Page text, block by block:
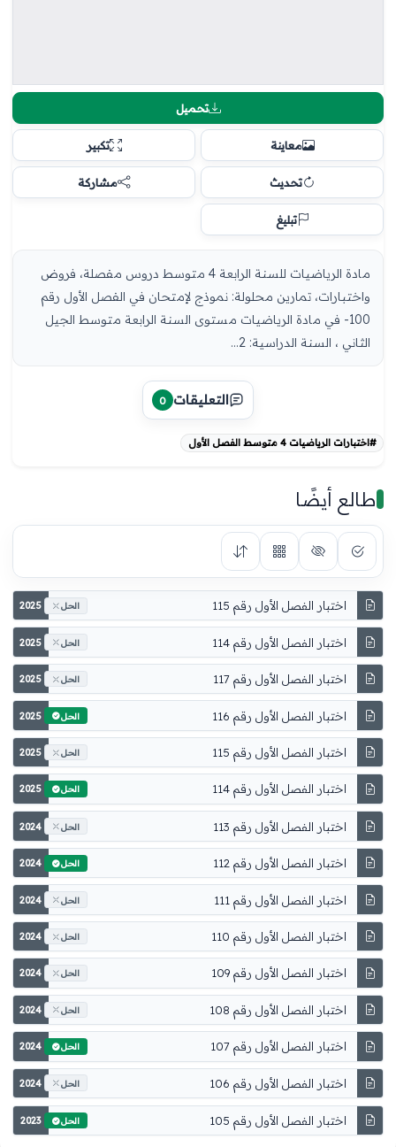
تحميل
معاينة تكبير
تحديث مشاركة
تبليغ
مادة الرياضيات للسنة الرابعة 4 متوسط دروس مفصلة، فروض
واختبارات، تمارين محلولة: نموذج لإمتحان في الفصل الأول رقم
100- في مادة الرياضيات مستوى السنة الرابعة متوسط الجيل
الثاني ، السنة الدراسية: 2...
التعليقات 0
#اختبارات الرياضيات 4 متوسط الفصل الأول
طالع أيضًا
اختبار الفصل الأول رقم 115 2025 الحل
اختبار الفصل الأول رقم 114 2025 الحل
اختبار الفصل الأول رقم 117 2025 الحل
اختبار الفصل الأول رقم 116 2025 الحل
اختبار الفصل الأول رقم 115 2025 الحل
اختبار الفصل الأول رقم 114 2025 الحل
اختبار الفصل الأول رقم 113 2024 الحل
اختبار الفصل الأول رقم 112 2024 الحل
اختبار الفصل الأول رقم 111 2024 الحل
اختبار الفصل الأول رقم 110 2024 الحل
اختبار الفصل الأول رقم 109 2024 الحل
اختبار الفصل الأول رقم 108 2024 الحل
اختبار الفصل الأول رقم 107 2024 الحل
اختبار الفصل الأول رقم 106 2024 الحل
اختبار الفصل الأول رقم 105 2023 الحل